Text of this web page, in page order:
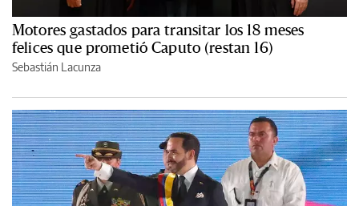
Motores gastados para transitar los 18 meses
felices que prometió Caputo (restan 16)
Sebastián Lacunza